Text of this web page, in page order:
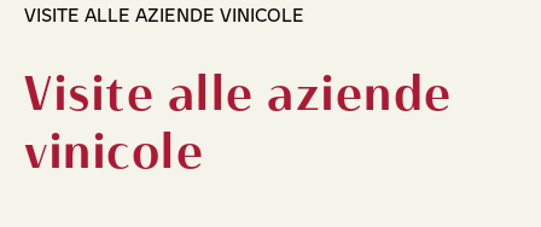
VISITE ALLE AZIENDE VINICOLE
Visite alle aziende
vinicole